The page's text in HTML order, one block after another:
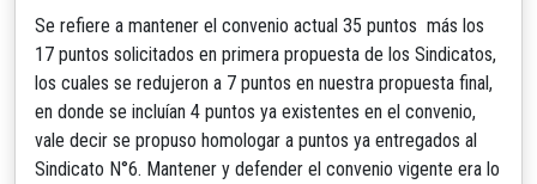
Se refiere a mantener el convenio actual 35 puntos más los
17 puntos solicitados en primera propuesta de los Sindicatos,
los cuales se redujeron a 7 puntos en nuestra propuesta final,
en donde se incluían 4 puntos ya existentes en el convenio,
vale decir se propuso homologar a puntos ya entregados al
Sindicato N°6. Mantener y defender el convenio vigente era lo